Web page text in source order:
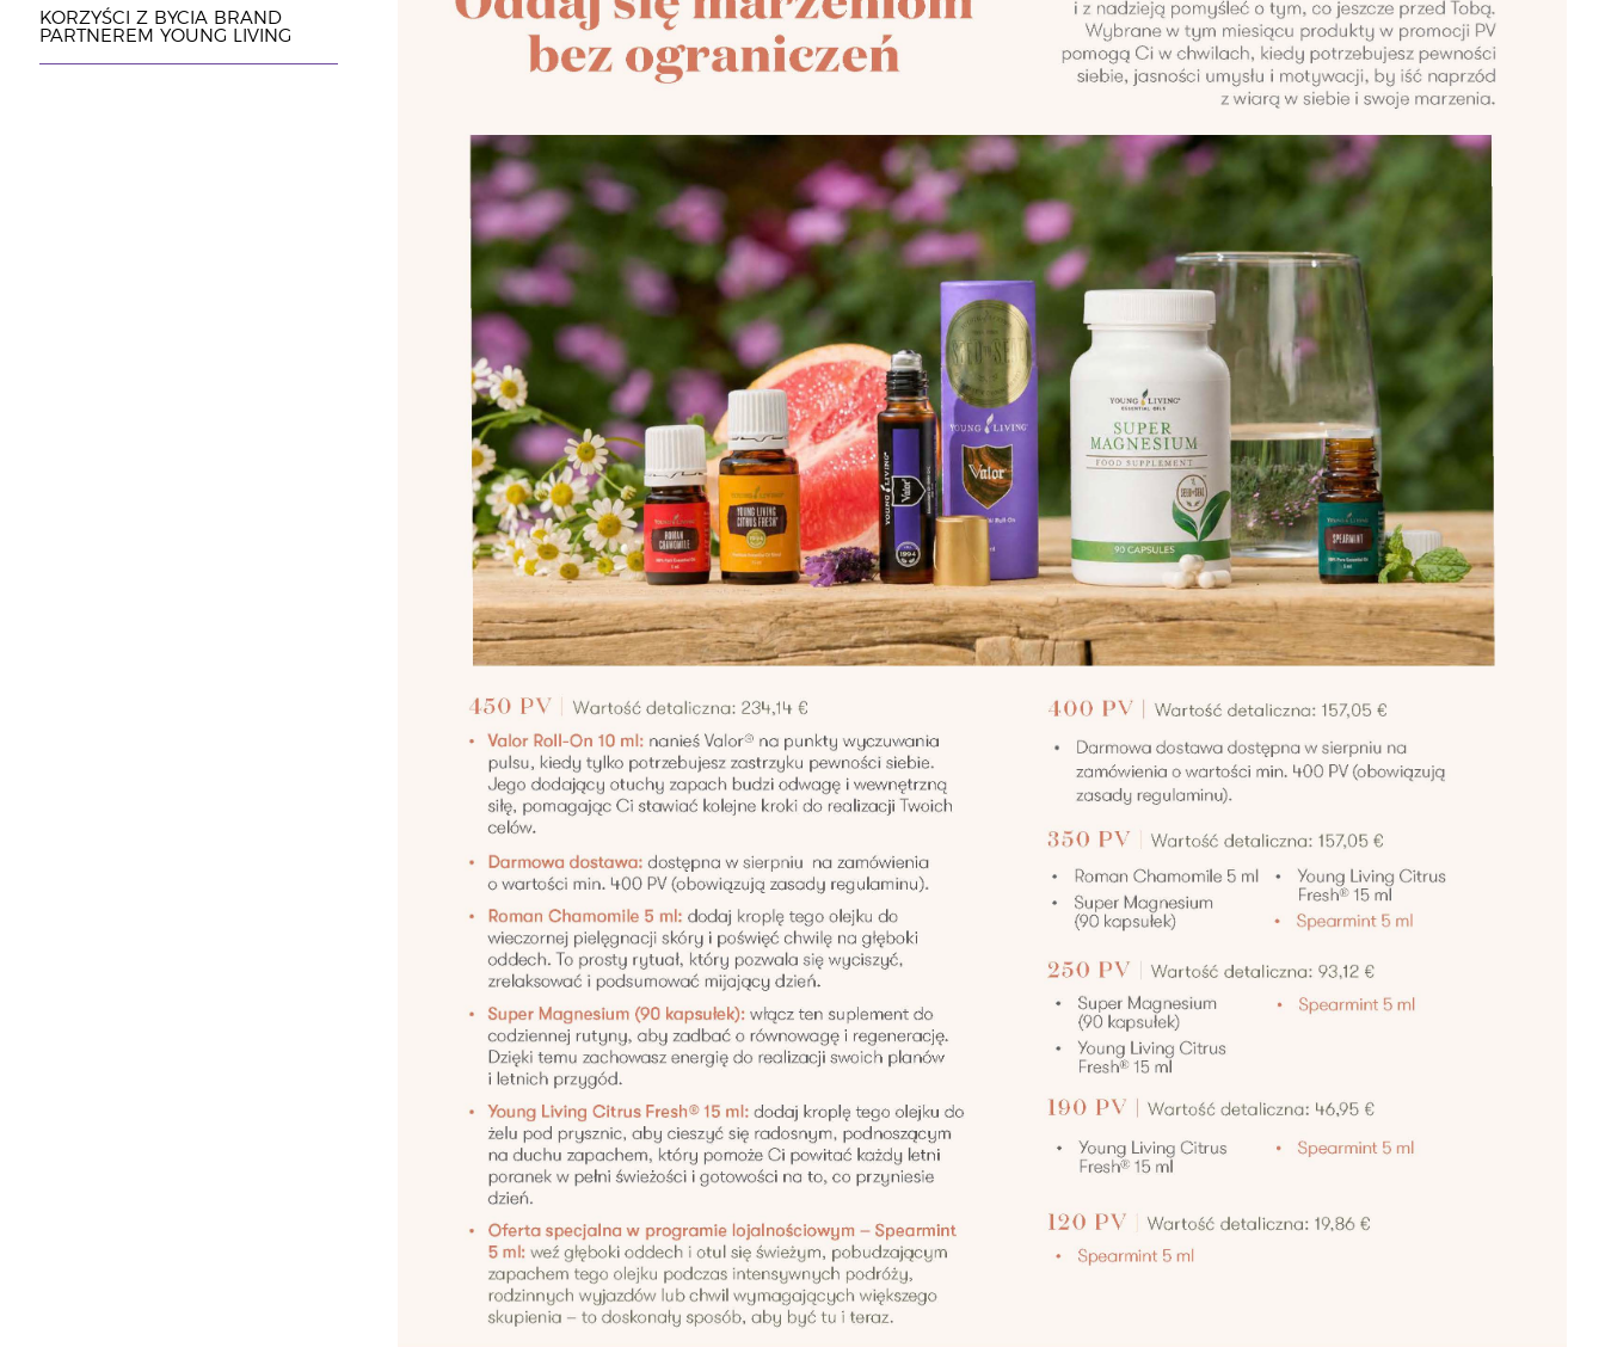
KORZYŚCI Z BYCIA BRAND
PARTNEREM YOUNG LIVING